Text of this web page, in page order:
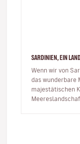
SARDINIEN, EIN
Wenn wir von
das wunderbare
majestätischen